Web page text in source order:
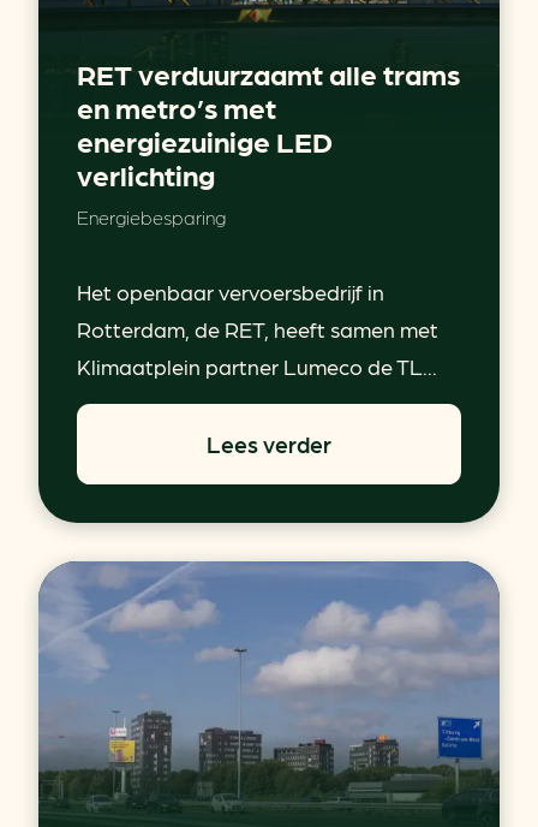
RET verduurzaamt alle trams
en metro’s met
energiezuinige LED
verlichting
Energiebesparing
Het openbaar vervoersbedrijf in
Rotterdam, de RET, heeft samen met
Klimaatplein partner Lumeco de TL...
Lees verder